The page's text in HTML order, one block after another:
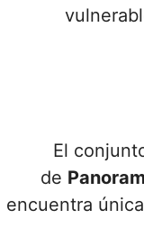
El
de
encuentra